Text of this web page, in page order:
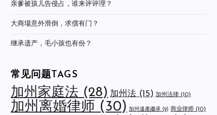
亲爹被孩儿告侵占，谁来评评理？
大商場意外滑倒，求償有门？
继承遗产，毛小孩也有份？
常见问题TAGS
加州家庭法 (28) 加州法 (15) 加州法律 (10)
加州离婚律师 (30) 加州遺產繼承 (9) 商业律师 (10)